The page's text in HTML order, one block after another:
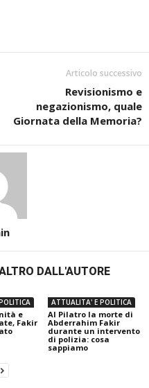
Articolo successivo
Revisionismo e
negazionismo, quale
Giornata della Memoria?
DALL'AUTORE
e
Fakir
ATTUALITA' E POLITICA
Al Pilatro la morte di
Abderrahim Fakir
durante un intervento
di polizia: cosa
sappiamo